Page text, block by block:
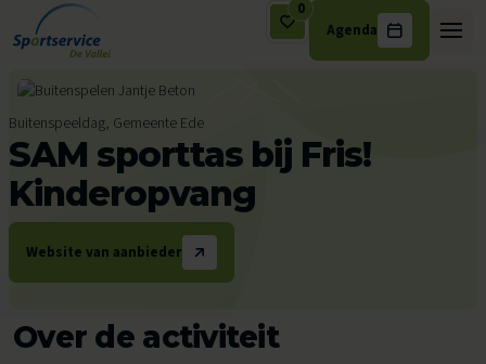
Ga naar de inhoud
0
Agenda
Buitenspeeldag, Gemeente Ede
SAM sporttas bij Fris!
Kinderopvang
Website van aanbieder
Over de activiteit